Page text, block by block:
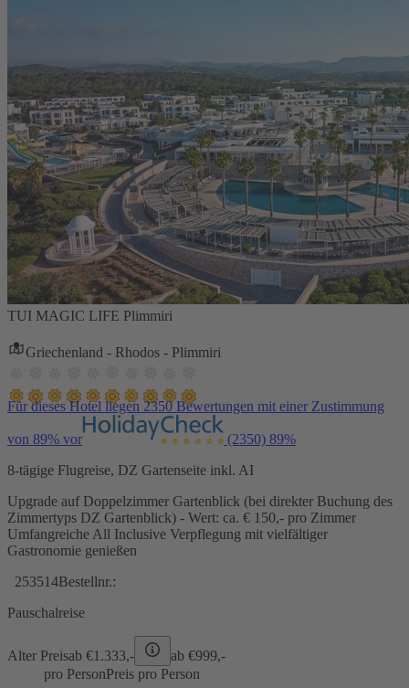
TUI MAGIC LIFE Plimmiri
Griechenland - Rhodos - Plimmiri
Für dieses Hotel liegen 2350 Bewertungen mit einer Zustimmung
von 89% vor (2350) 89%
8-tägige Flugreise, DZ Gartenseite inkl. AI
Upgrade auf Doppelzimmer Gartenblick (bei direkter Buchung des
Zimmertyps DZ Gartenblick) - Wert: ca. € 150,- pro Zimmer
Umfangreiche All Inclusive Verpflegung mit vielfältiger
Gastronomie genießen
253514Bestellnr.:
Pauschalreise
Alter Preisab €1.333,- ab €999,-
pro PersonPreis pro Person